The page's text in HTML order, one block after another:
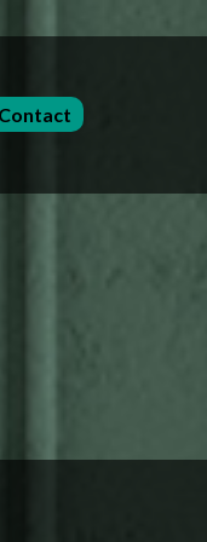
Contact